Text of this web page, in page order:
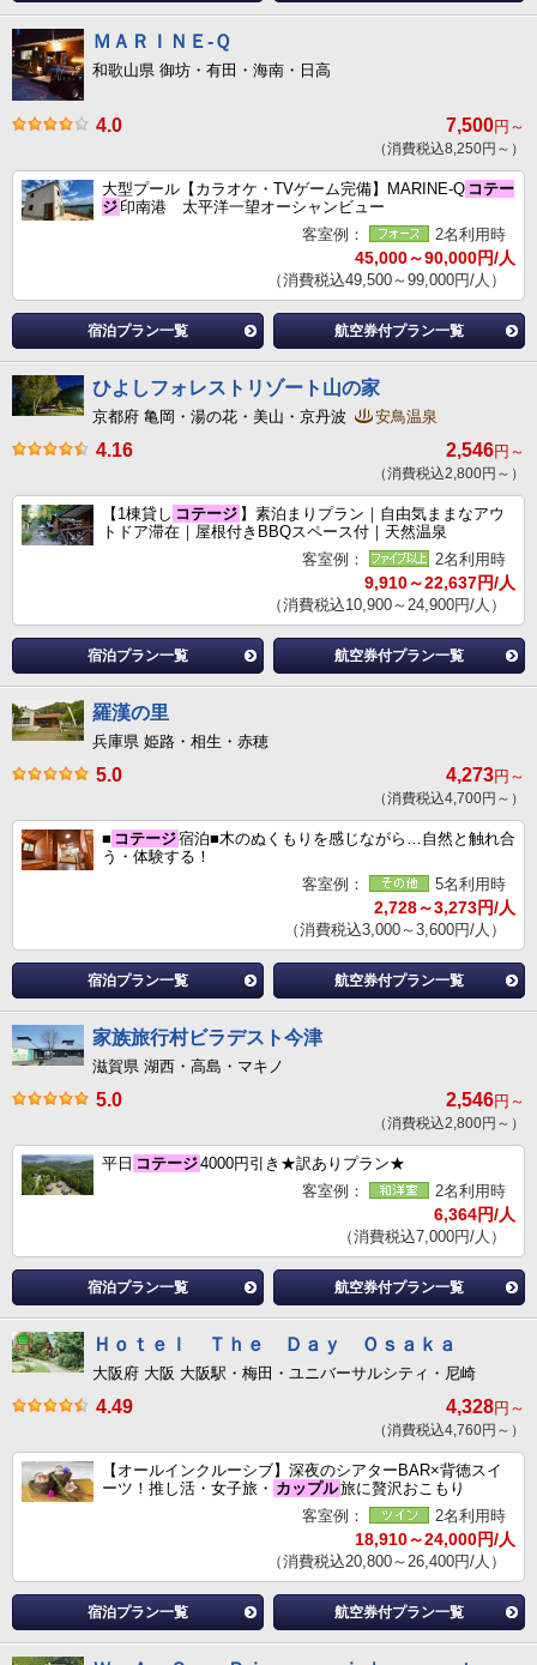
ＭＡＲＩＮＥ‐Ｑ
和歌山県 御坊・有田・海南・日高
4.0 7,500円～
（消費税込8,250円～）
大型プール【カラオケ・TVゲーム完備】MARINE-Q コテー
ジ印南港 太平洋一望オーシャンビュー
客室例：
2名利用時
45,000～90,000円/人
（消費税込49,500～99,000円/人）
宿泊プラン一覧 航空券付プラン一覧
ひよしフォレストリゾート山の家
京都府 亀岡・湯の花・美山・京丹波 安鳥温泉
4.16 2,546円～
（消費税込2,800円～）
【1棟貸し コテージ 】素泊まりプラン｜自由気ままなアウ
トドア滞在｜屋根付きBBQスペース付｜天然温泉
客室例：
2名利用時
9,910～22,637円/人
（消費税込10,900～24,900円/人）
宿泊プラン一覧 航空券付プラン一覧
羅漢の里
兵庫県 姫路・相生・赤穂
5.0 4,273円～
（消費税込4,700円～）
■ コテージ宿泊■木のぬくもりを感じながら…自然と触れ合
う・体験する！
客室例：
5名利用時
2,728～3,273円/人
（消費税込3,000～3,600円/人）
宿泊プラン一覧 航空券付プラン一覧
家族旅行村ビラデスト今津
滋賀県 湖西・高島・マキノ
5.0 2,546円～
（消費税込2,800円～）
平日 コテージ4000円引き★訳ありプラン★
客室例：
2名利用時
6,364円/人
（消費税込7,000円/人）
宿泊プラン一覧 航空券付プラン一覧
Ｈｏｔｅｌ Ｔｈｅ Ｄａｙ Ｏｓａｋａ
大阪府 大阪 大阪駅・梅田・ユニバーサルシティ・尼崎
4.49 4,328円～
（消費税込4,760円～）
【オールインクルーシブ】深夜のシアターBAR×背徳スイ
ーツ！推し活・女子旅・ カップル旅に贅沢おこもり
客室例：
2名利用時
18,910～24,000円/人
（消費税込20,800～26,400円/人）
宿泊プラン一覧 航空券付プラン一覧